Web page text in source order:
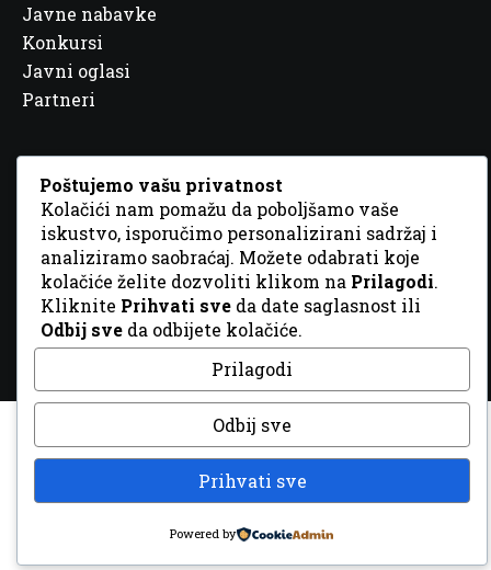
Javne nabavke
Konkursi
Javni oglasi
Partneri
© 2026 Sva prava zadržana. DizajnGordonDM
Poštujemo vašu privatnost
Kolačići nam pomažu da poboljšamo vaše
iskustvo, isporučimo personalizirani sadržaj i
analiziramo saobraćaj. Možete odabrati koje
kolačiće želite dozvoliti klikom na Prilagodi.
Kliknite Prihvati sve da date saglasnost ili
Odbij sve da odbijete kolačiće.
Prilagodi
Odbij sve
Prihvati sve
Powered by